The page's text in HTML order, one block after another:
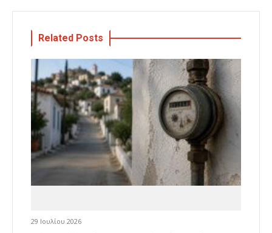
Related Posts
29 Ιουλίου 2026